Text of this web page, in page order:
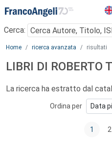
Menu
Cerca:
Main content
Home ricerca avanzata risultati
LIBRI DI ROBERTO
La ricerca ha estratto dal
Ordina per
1 2